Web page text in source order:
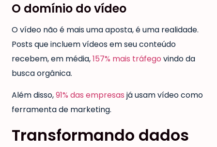
O domínio do vídeo
O vídeo não é mais uma aposta, é uma realidade.
Posts que incluem vídeos em seu conteúdo
recebem, em média,157% mais tráfego vindo da
busca orgânica.
Além disso,91% das empresas já usam vídeo como
ferramenta de marketing.
Transformando dados